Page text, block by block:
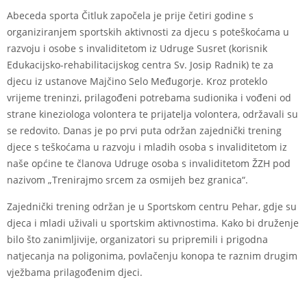
Abeceda sporta Čitluk započela je prije četiri godine s
organiziranjem sportskih aktivnosti za djecu s poteškoćama u
razvoju i osobe s invaliditetom iz Udruge Susret (korisnik
Edukacijsko-rehabilitacijskog centra Sv. Josip Radnik) te za
djecu iz ustanove Majčino Selo Međugorje. Kroz proteklo
vrijeme treninzi, prilagođeni potrebama sudionika i vođeni od
strane kineziologa volontera te prijatelja volontera, održavali su
se redovito. Danas je po prvi puta održan zajednički trening
djece s teškoćama u razvoju i mladih osoba s invaliditetom iz
naše općine te članova Udruge osoba s invaliditetom ŽZH pod
nazivom „Trenirajmo srcem za osmijeh bez granica“.
Zajednički trening održan je u Sportskom centru Pehar, gdje su
djeca i mladi uživali u sportskim aktivnostima. Kako bi druženje
bilo što zanimljivije, organizatori su pripremili i prigodna
natjecanja na poligonima, povlačenju konopa te raznim drugim
vježbama prilagođenim djeci.